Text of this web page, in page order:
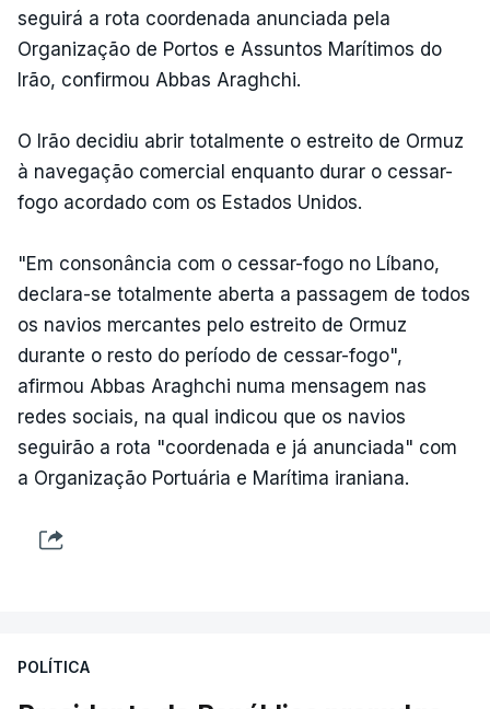
seguirá a rota coordenada anunciada pela
Organização de Portos e Assuntos Marítimos do
Irão, confirmou Abbas Araghchi.
O Irão decidiu abrir totalmente o estreito de Ormuz
à navegação comercial enquanto durar o cessar-
fogo acordado com os Estados Unidos.
"Em consonância com o cessar-fogo no Líbano,
declara-se totalmente aberta a passagem de todos
os navios mercantes pelo estreito de Ormuz
durante o resto do período de cessar-fogo",
afirmou Abbas Araghchi numa mensagem nas
redes sociais, na qual indicou que os navios
seguirão a rota "coordenada e já anunciada" com
a Organização Portuária e Marítima iraniana.
POLÍTICA